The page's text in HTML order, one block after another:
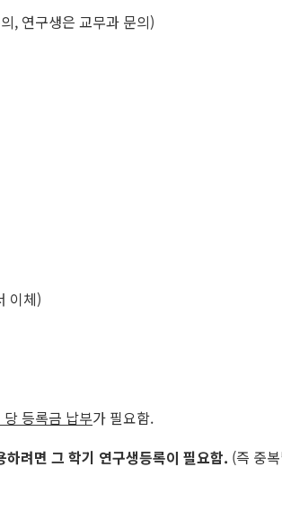
, 연구생은 교무과 문의)
이체)
당 등록금 납부가 필요함.
려면 그 학기 연구생등록이 필요함. (즉 중